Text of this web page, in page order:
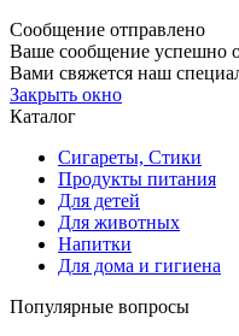
Сообщение отправлено
Ваше сообщение успешно
Вами свяжется наш
Закрыть окно
Каталог
Сигареты, Стики
Продукты питания
Для детей
Для животных
Напитки
Для дома и гигиена
Популярные вопросы